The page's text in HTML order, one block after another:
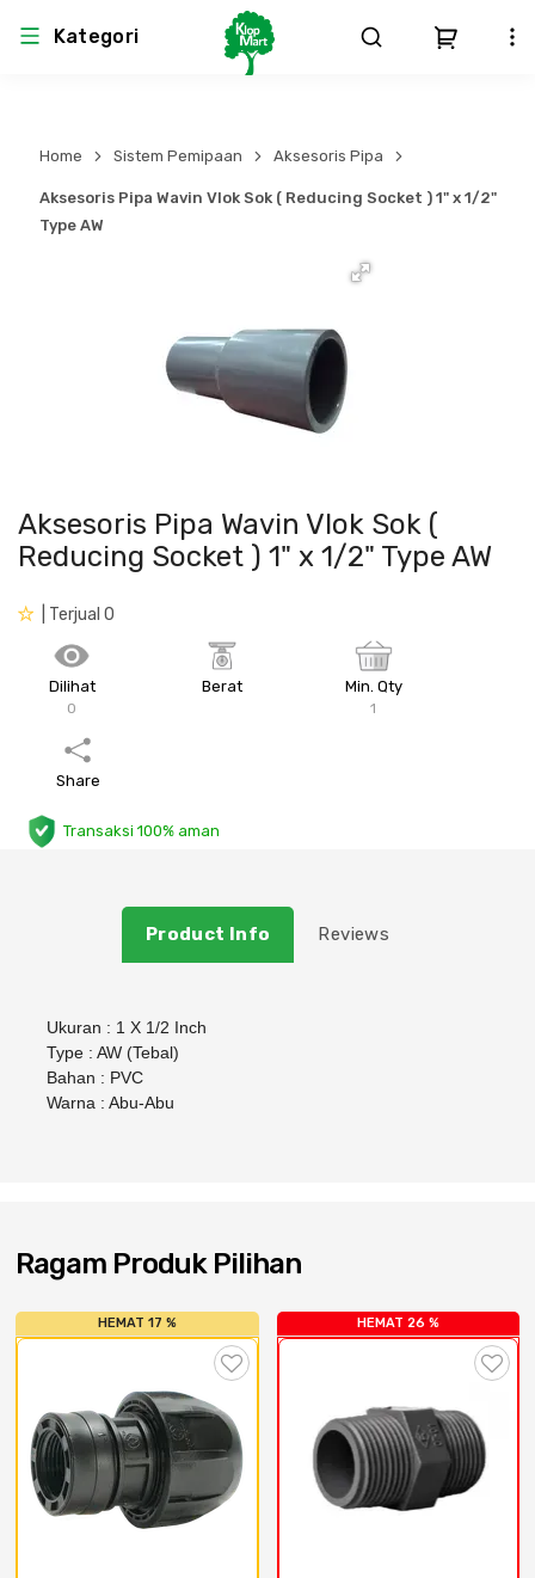
Kategori
Atap & Rangka
Pintu, Jendela & Perlengkapan
Plafon & Partisi
Aksesoris Dapur
Aksesoris Perabot
Produk Teknikal & Kimia
Bekisting
Material Alam
Produk Pracetak
Semen & Sejenisnya
Sistem Pengudaraan
Sistem Pemipaan
Sistem Elektrikal
Lampu & Listrik
Home Sistem Pemipaan Aksesoris Pipa
Aksesoris Pipa Wavin Vlok Sok ( Reducing Socket ) 1" x 1/2"
Type AW
Aksesoris Pipa Wavin Vlok Sok (
Reducing Socket ) 1" x 1/2" Type AW
| Terjual 0
Dilihat
0
Berat Min. Qty
1
Share
Transaksi 100% aman
Product Info Reviews
Ukuran : 1 X 1/2 Inch
Type : AW (Tebal)
Bahan : PVC
Warna : Abu-Abu
Ragam Produk Pilihan
HEMAT 17 % HEMAT 26 %